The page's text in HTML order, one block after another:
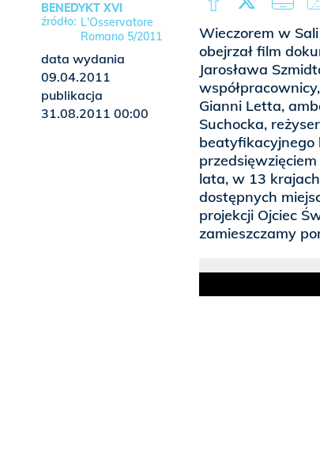
Wieczorem w
obejrzał film
Jarosława
Gianni Letta,
Suchocka,
beatyfikacyjnego
lata, w 13
dostępnych
projekcji Ojciec
zamieszczamy
BENEDYKT XVI
L'Osservatore
Romano 5/2011
data wydania
09.04.2011
publikacja
31.08.2011 00:00